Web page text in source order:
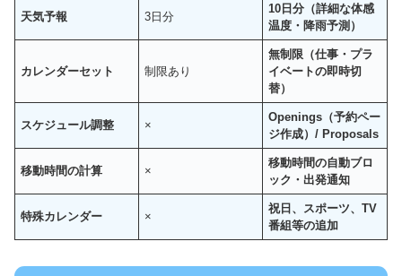
天気予報 3日分
10日分（詳細な体感
温度・降雨予測）
カレンダーセット 制限あり
無制限（仕事・プラ
イベートの即時切
替）
スケジュール調整 ×
Openings（予約ペー
ジ作成）/ Proposals
移動時間の計算 ×
移動時間の自動ブロ
ック・出発通知
特殊カレンダー ×
祝日、スポーツ、TV
番組等の追加